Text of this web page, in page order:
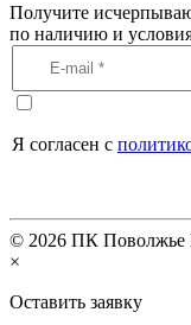
Получите
по наличию и
Я согласен с
© 2026 ПК Поволжье
×
Оставить заявку